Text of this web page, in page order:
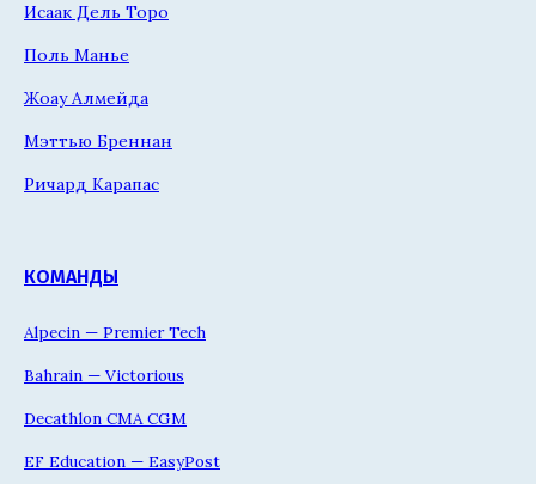
Исаак Дель Торо
Поль Манье
Жоау Алмейда
Мэттью Бреннан
Ричард Карапас
КОМАНДЫ
Alpecin — Premier Tech
Bahrain — Victorious
Decathlon CMA CGM
EF Education — EasyPost